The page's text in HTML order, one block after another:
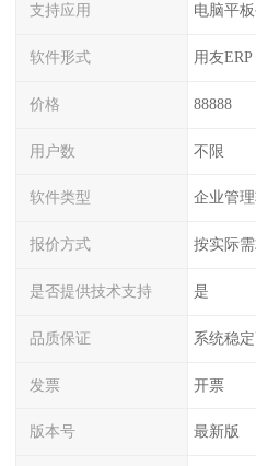
支持应用 电脑平
软件形式 用友ERP
价格 88888
用户数 不限
软件类型 企业管
报价方式 按实际
是否提供技术支持 是
品质保证 系统稳
发票 开票
版本号 最新版